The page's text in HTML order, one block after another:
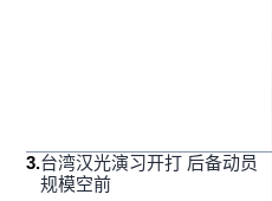
3.台湾汉光演习开打 后备动员
规模空前